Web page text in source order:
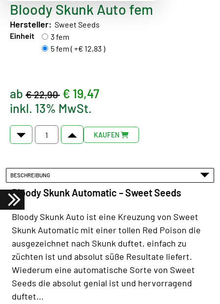
Bloody Skunk Auto fem
Hersteller: Sweet Seeds
Einheit
3 fem
5 fem ( +€ 12,83 )
ab € 22,90 € 19,47
inkl. 13% MwSt.
KAUFEN
BESCHREIBUNG
Bloody Skunk Automatic – Sweet Seeds
Bloody Skunk Auto ist eine Kreuzung von Sweet
Skunk Automatic mit einer tollen Red Poison die
ausgezeichnet nach Skunk duftet, einfach zu
züchten ist und absolut süße Resultate liefert.
Wiederum eine automatische Sorte von Sweet
Seeds die absolut genial ist und hervorragend
duftet...